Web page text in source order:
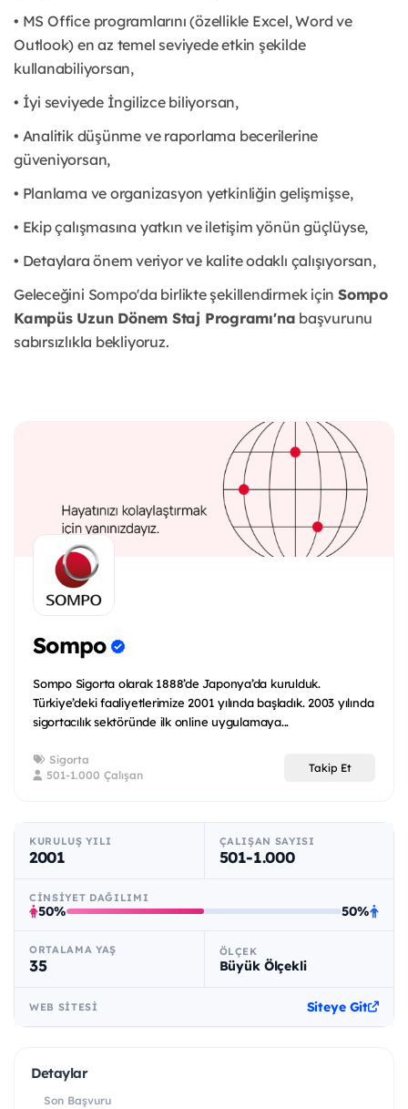
• MS Office programlarını (özellikle Excel, Word ve
Outlook) en az temel seviyede etkin şekilde
kullanabiliyorsan,
• İyi seviyede İngilizce biliyorsan,
• Analitik düşünme ve raporlama becerilerine
güveniyorsan,
• Planlama ve organizasyon yetkinliğin gelişmişse,
• Ekip çalışmasına yatkın ve iletişim yönün güçlüyse,
• Detaylara önem veriyor ve kalite odaklı çalışıyorsan,
Geleceğini Sompo'da birlikte şekillendirmek için Sompo
Kampüs Uzun Dönem Staj Programı'na başvurunu
sabırsızlıkla bekliyoruz.
Sompo
Sompo Sigorta olarak 1888’de Japonya’da kurulduk.
Türkiye’deki faaliyetlerimize 2001 yılında başladık. 2003 yılında
sigortacılık sektöründe ilk online uygulamaya...
Sigorta
501-1.000 Çalışan
Takip Et
KURULUŞ YILI
2001
ÇALIŞAN SAYISI
501-1.000
CINSIYET DAĞILIMI
50% 50%
ORTALAMA YAŞ
35
ÖLÇEK
Büyük Ölçekli
WEB SITESI Siteye Git
Detaylar
Son Başvuru